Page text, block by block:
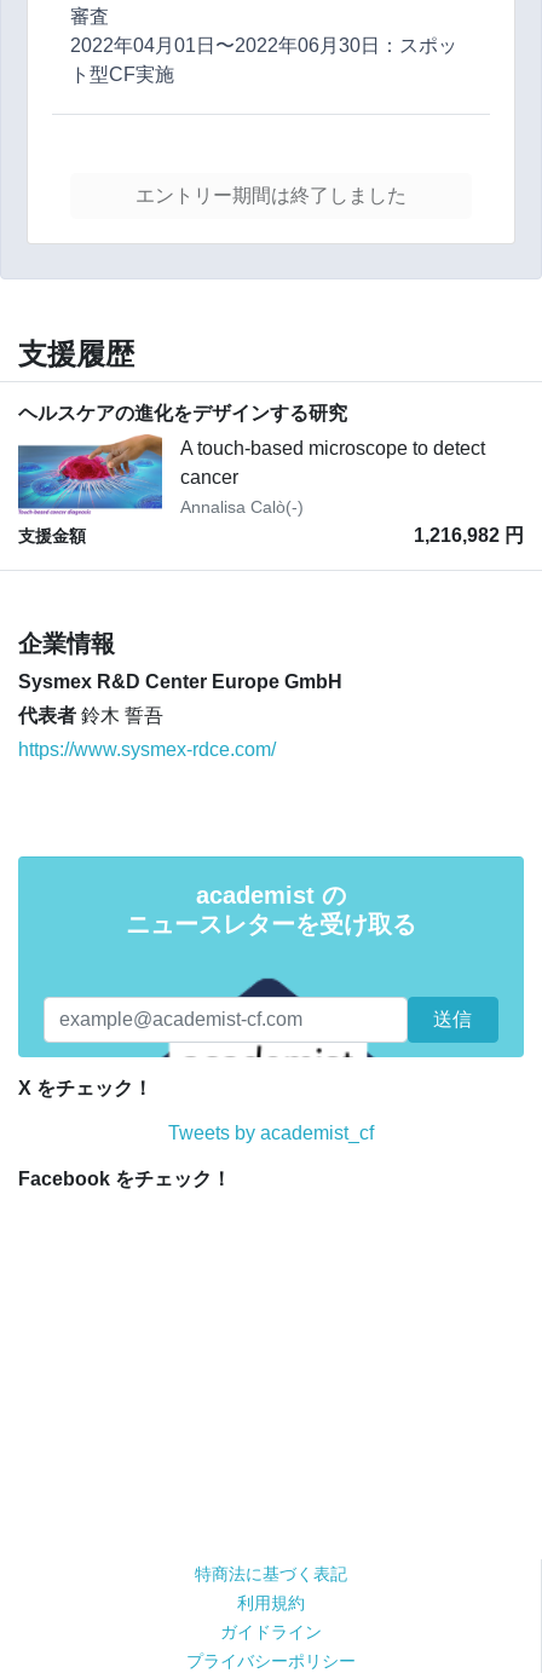
審査
2022年04月01日〜2022年06月30日：スポッ
ト型CF実施
エントリー期間は終了しました
支援履歴
ヘルスケアの進化をデザインする研究
A touch-based microscope to detect
cancer
Annalisa Calò(-)
支援金額
1,216,982 円
企業情報
Sysmex R&D Center Europe GmbH
代表者 鈴木 誓吾
https://www.sysmex-rdce.com/
academist の
ニュースレターを受け取る
X をチェック！
Tweets by academist_cf
Facebook をチェック！
特商法に基づく表記
利用規約
ガイドライン
プライバシーポリシー